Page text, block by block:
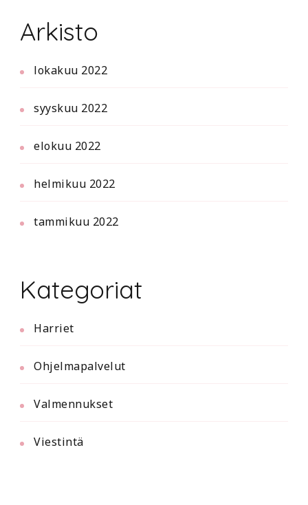
Arkisto
lokakuu 2022
syyskuu 2022
elokuu 2022
helmikuu 2022
tammikuu 2022
Kategoriat
Harriet
Ohjelmapalvelut
Valmennukset
Viestintä